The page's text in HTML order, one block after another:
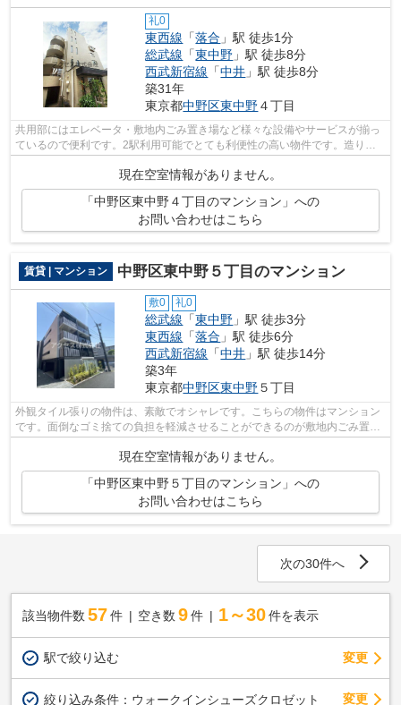
礼0
東西線 「落合 」駅 徒歩1分
総武線 「東中野 」駅 徒歩8分
西武新宿線 「中井 」駅 徒歩8分
築31年
東京都中野区東中野４丁目
共用部にはエレベータ・敷地内ごみ置き場など様々な設備やサービスが揃っ
ているので便利です。2駅利用可能でとても利便性の高い物件です。造りと
現在空室情報がありません。
「中野区東中野４丁目のマンション」への
お問い合わせはこちら
賃貸 | マンション 中野区東中野５丁目のマンション
敷0 礼0
総武線 「東中野 」駅 徒歩3分
東西線 「落合 」駅 徒歩6分
西武新宿線 「中井 」駅 徒歩14分
築3年
東京都中野区東中野５丁目
外観タイル張りの物件は、素敵でオシャレです。こちらの物件はマンション
です。面倒なゴミ捨ての負担を軽減させることができるのが敷地内ごみ置き
場の魅力です。3駅利用可能な物件で目...
現在空室情報がありません。
「中野区東中野５丁目のマンション」への
お問い合わせはこちら
次の30件へ
該当物件数 57件 空き数 9 件 1～30 件を表示
駅で絞り込む 変更
絞り込み条件： ウォークインシューズクロゼット 変更